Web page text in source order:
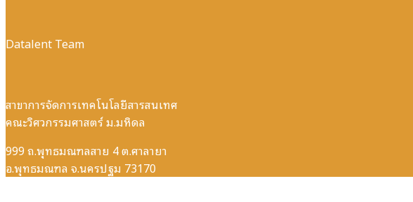
Datalent Team
สาขาการจัดการเทคโนโลยีสารสนเทศ
คณะวิศวกรรมศาสตร์ ม.มหิดล
999 ถ.พุทธมณฑลสาย 4 ต.ศาลายา
อ.พุทธมณฑล จ.นครปฐม 73170